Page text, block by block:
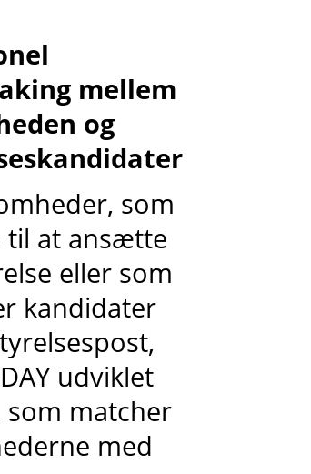
mellem
og
som
til at ansætte
eller som
kandidater
udviklet
matcher
med